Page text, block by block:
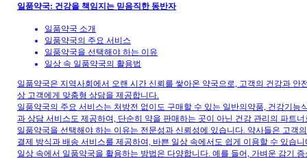
일품약국: 건강을 책임지는 믿음직한 동반자
일품약국 소개
일품약국의 주요 서비스
일품약국을 선택해야 하는 이유
일상 속 일품약국의 활용법
일품약국은 지역사회에서 오랜 시간 신뢰를 쌓아온 약국으로, 고객의 건강과
상 고객에게 맞춤형 상담을 제공합니다.
일품약국의 주요 서비스는 처방전 없이도 구매할 수 있는 일반의약품, 건강기
과 상담 서비스도 제공하여, 단순히 약을 판매하는 곳이 아닌 건강 관리의 파트
일품약국을 선택해야 하는 이유는 전문성과 신뢰성에 있습니다. 약사들은 고객
결제 방식과 배송 서비스를 제공하여, 바쁜 일상 속에서도 쉽게 이용할 수 있습니
일상 속에서 일품약국을 활용하는 방법은 다양합니다. 예를 들어, 가벼운 감기